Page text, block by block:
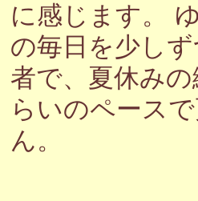
に感じます。
の毎日を少し
者で、夏休み
らいのペース
ん。